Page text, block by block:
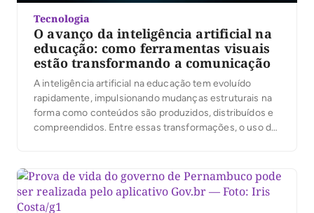
Tecnologia
O avanço da inteligência artificial na
educação: como ferramentas visuais
estão transformando a comunicação
A inteligência artificial na educação tem evoluído
rapidamente, impulsionando mudanças estruturais na
forma como conteúdos são produzidos, distribuídos e
compreendidos. Entre essas transformações, o uso de
eficaz, especialmente em ambientes digitais de
aprendizagem. De plataformas adaptativas a recursos
de visualização […]